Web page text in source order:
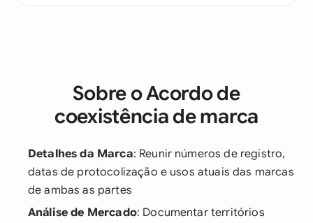
Sobre o Acordo de
coexistência de marca
Detalhes da Marca: Reunir números de registro,
datas de protocolização e usos atuais das marcas
de ambas as partes
Análise de Mercado: Documentar territórios